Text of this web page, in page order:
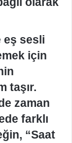
eş sesli
için
taşır.
zaman
farklı
“Saat